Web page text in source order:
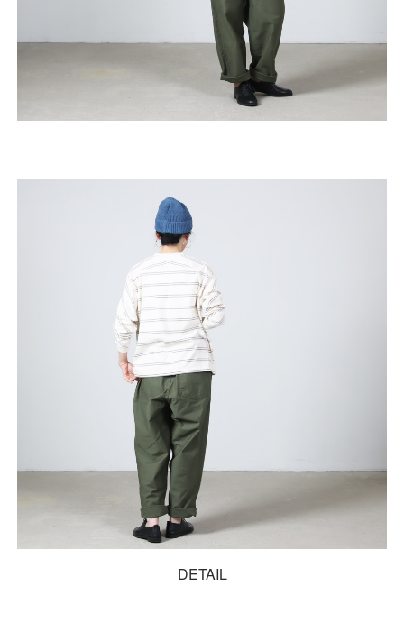
DETAIL